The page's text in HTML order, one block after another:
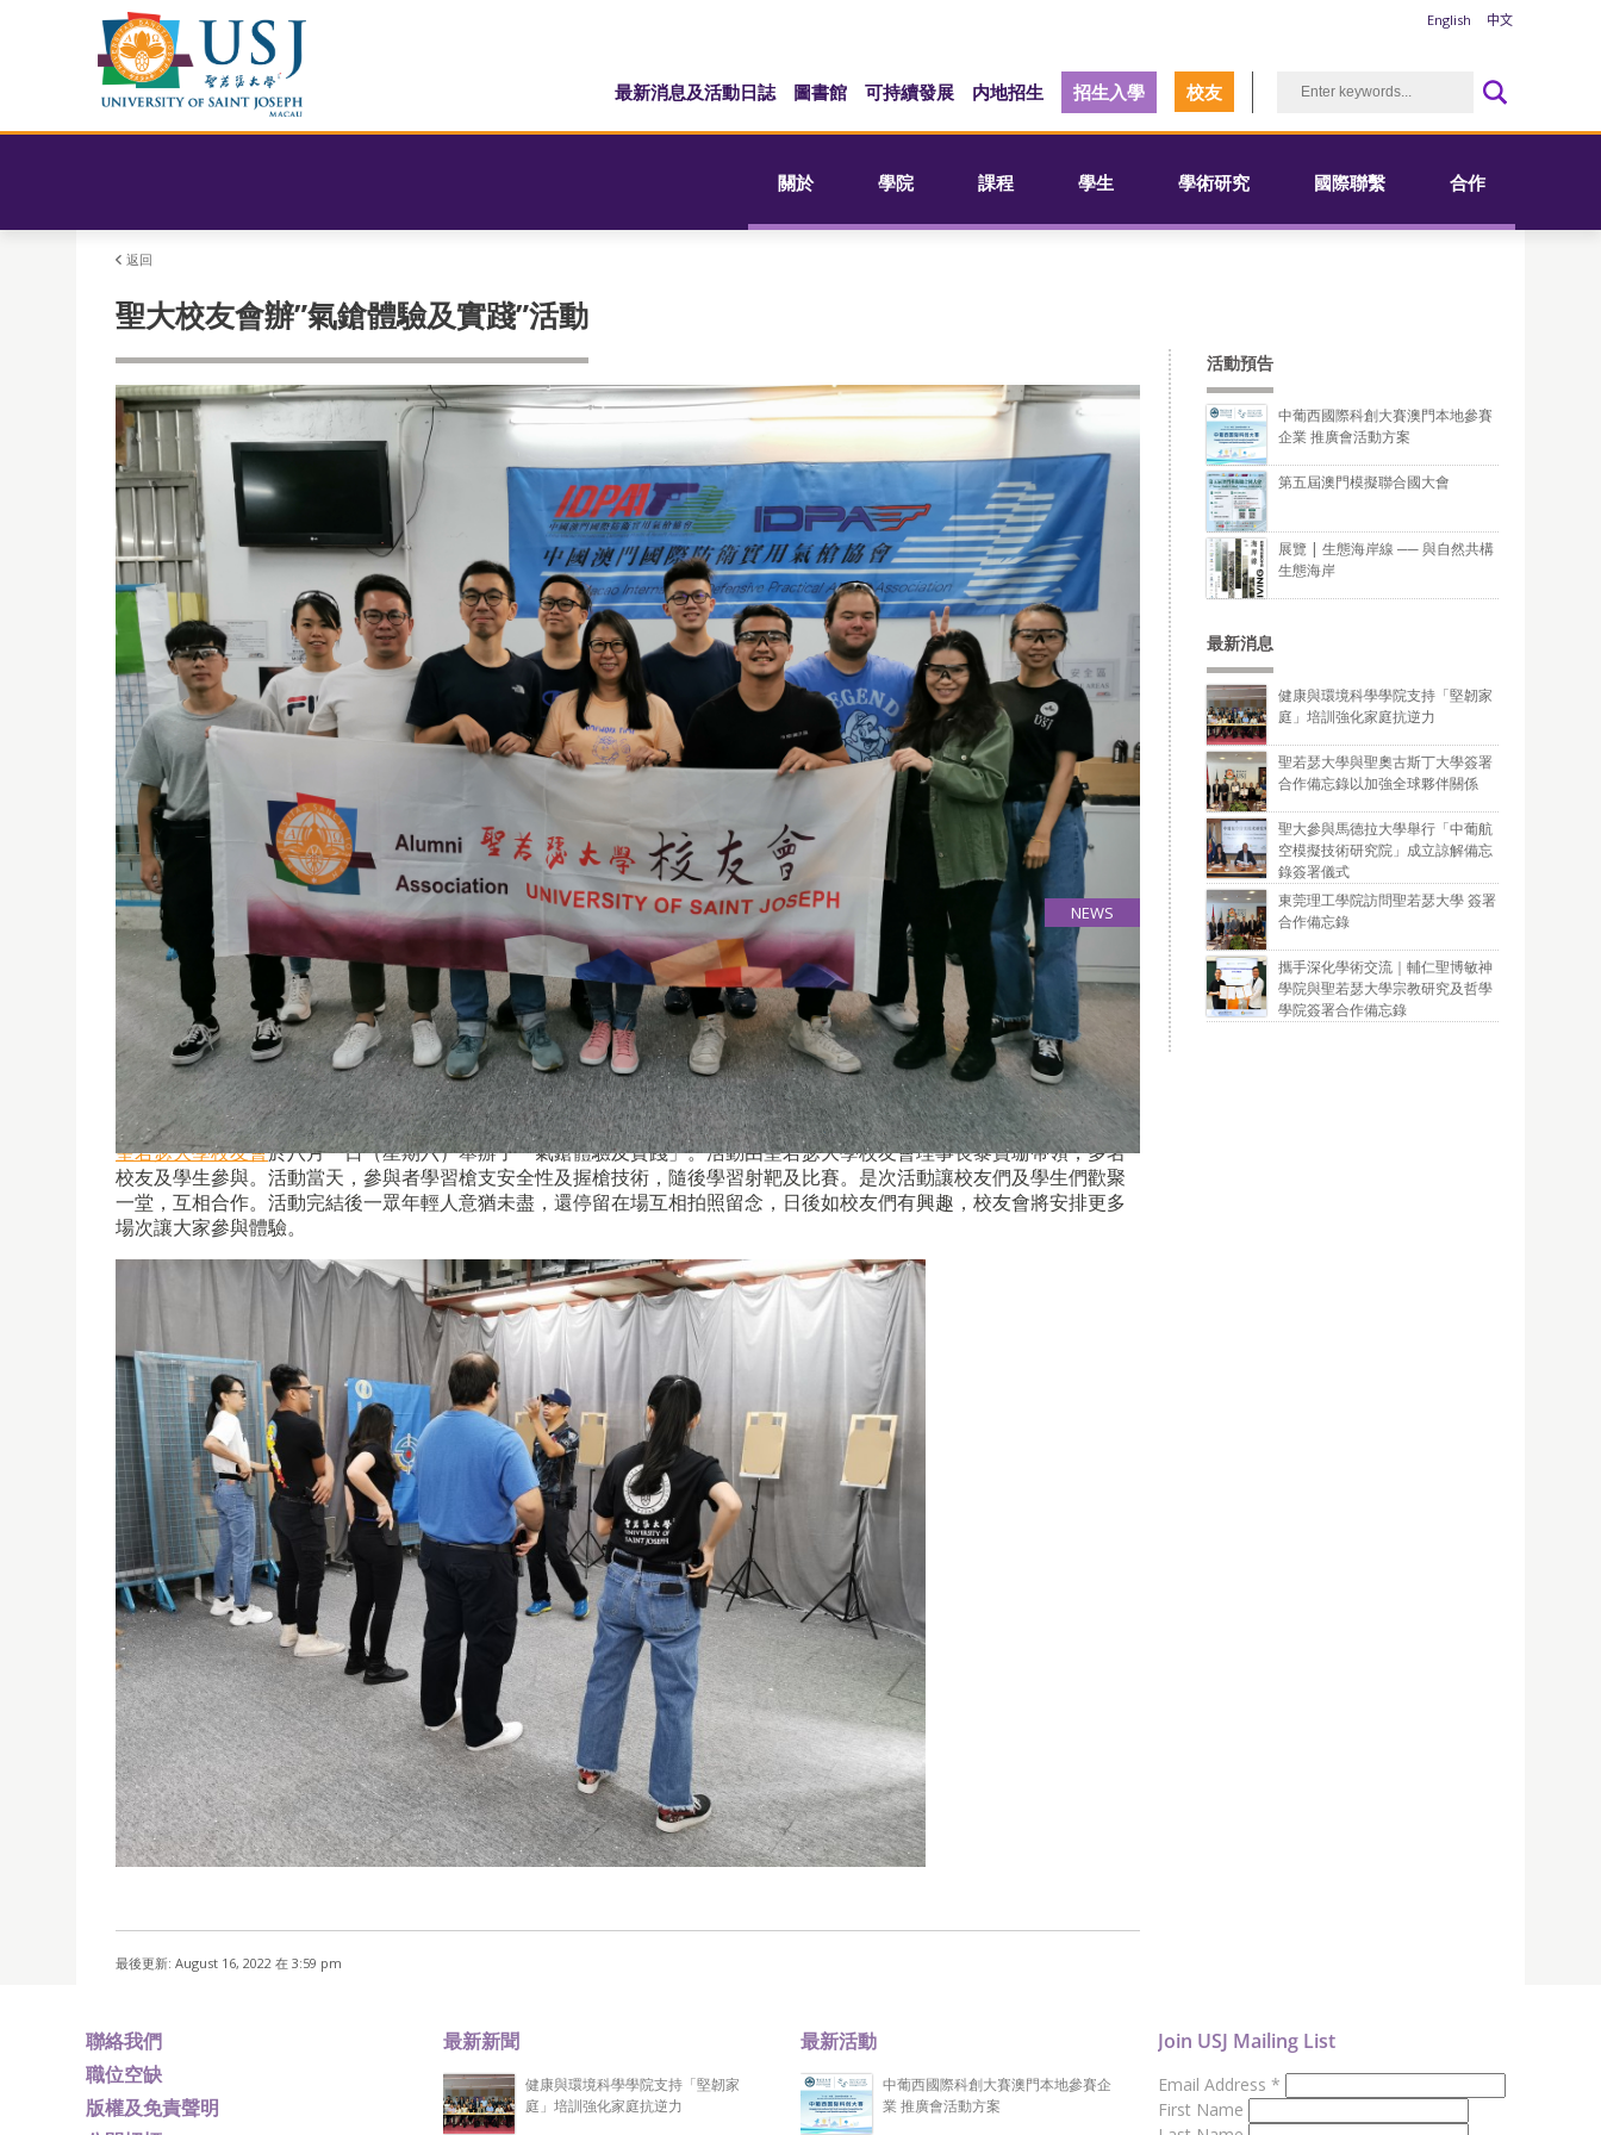
English 中文
最新消息及活動日誌 圖書館 可持續發展 内地招生 招生入學 校友
關於 學院 課程 學生 學術研究 國際聯繫 合作
返回
聖大校友會辦”氣鎗體驗及實踐”活動
NEWS
聖大校友會辦"氣鎗體驗及實踐"活動 Nov
01/01/1970
聖大校友會8月1日辦”氣鎗體驗及實踐”活動
聖若瑟大學校友會於八月一日（星期六）舉辦了「氣鎗體驗及實踐」。活動由聖若瑟大學校友會理事長黎寶珊帶領，多名
校友及學生參與。活動當天，參與者學習槍支安全性及握槍技術， 隨後學習射靶及比賽。是次活動讓校友們及學生們歡聚
一堂，互相合作。活動完結後一眾年輕人意猶未盡， 還停留在場互相拍照留念，日後如校友們有興趣， 校友會將安排更多
場次讓大家參與體驗。
最後更新: August 16, 2022 在 3:59 pm
活動預告
中葡西國際科創大賽澳門本地參賽
企業 推廣會活動方案
第五屆澳門模擬聯合國大會
展覽 | 生態海岸線 ── 與自然共構
生態海岸
最新消息
健康與環境科學學院支持「堅韌家
庭」培訓強化家庭抗逆力
聖若瑟大學與聖奧古斯丁大學簽署
合作備忘錄以加強全球夥伴關係
聖大參與馬德拉大學舉行「中葡航
空模擬技術研究院」成立諒解備忘
錄簽署儀式
東莞理工學院訪問聖若瑟大學 簽署
合作備忘錄
攜手深化學術交流｜輔仁聖博敏神
學院與聖若瑟大學宗教研究及哲學
學院簽署合作備忘錄
聯絡我們
職位空缺
版權及免責聲明
最新新聞
健康與環境科學學院支持「堅韌家
庭」培訓強化家庭抗逆力
最新活動
中葡西國際科創大賽澳門本地參賽企
業 推廣會活動方案
Join USJ Mailing List
Email Address *
First Name